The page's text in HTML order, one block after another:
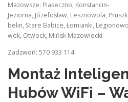
Mazowsze: Piaseczno, Konstancin-
Jeziorna, Józefosław, Lesznowola,
belin, Stare Babice, Łomianki,
wek, Otwock, Mińsk Mazowiecki
Zadzwoń: 570 933 114
Montaż
Hubów WiFi –